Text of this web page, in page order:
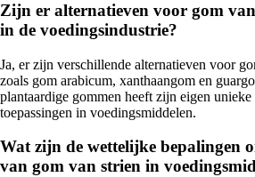
Zijn er alternatieven voor gom
in de voedingsindustrie?
Ja, er zijn verschillende alternatieven voor
zoals gom arabicum, xanthaangom en
plantaardige gommen heeft zijn eigen unieke
toepassingen in voedingsmiddelen.
Wat zijn de wettelijke bepalingen
van gom van strien in